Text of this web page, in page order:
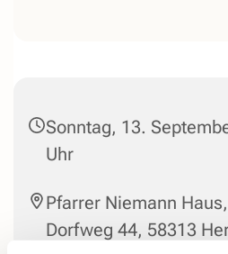
Sonntag, 13.
Uhr
Pfarrer Niemann
Dorfweg 44, 58313